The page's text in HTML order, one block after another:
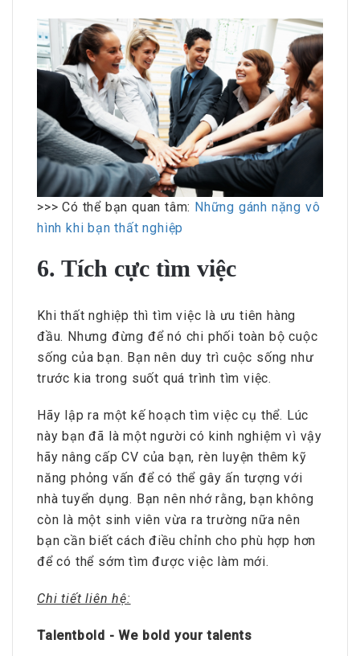
>>> Có thể bạn quan tâm: Những gánh nặng vô
hình khi bạn thất nghiệp
6. Tích cực tìm việc
Khi thất nghiệp thì tìm việc là ưu tiên hàng
đầu. Nhưng đừng để nó chi phối toàn bộ cuộc
sống của bạn. Bạn nên duy trì cuộc sống như
trước kia trong suốt quá trình tìm việc.
Hãy lập ra một kế hoạch tìm việc cụ thể. Lúc
này bạn đã là một người có kinh nghiệm vì vậy
hãy nâng cấp CV của bạn, rèn luyện thêm kỹ
năng phỏng vấn để có thể gây ấn tượng với
nhà tuyển dụng. Bạn nên nhớ rằng, bạn không
còn là một sinh viên vừa ra trường nữa nên
bạn cần biết cách điều chỉnh cho phù hợp hơn
để có thể sớm tìm được việc làm mới.
Chi tiết liên hệ:
Talentbold - We bold your talents